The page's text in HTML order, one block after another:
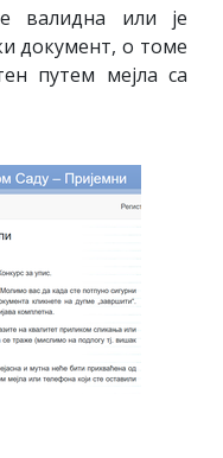
валидна или је
документ, о томе
путем мејла са